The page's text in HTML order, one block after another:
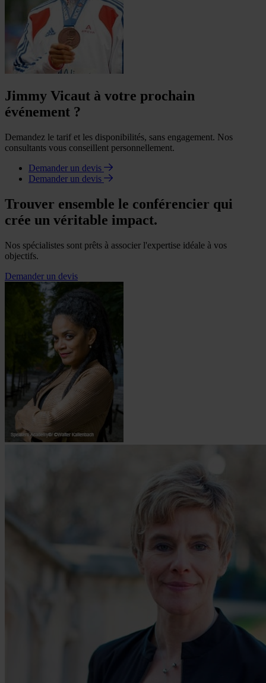
Jimmy Vicaut à votre prochain
événement ?
Demandez le tarif et les disponibilités, sans engagement. Nos
consultants vous conseillent personnellement.
Demander un devis
Demander un devis
Trouver ensemble le conférencier qui
crée un véritable impact.
Nos spécialistes sont prêts à associer l'expertise idéale à vos
objectifs.
Demander un devis